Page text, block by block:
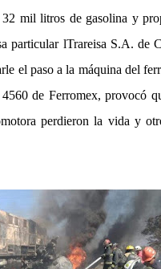
32 mil litros de gasolina y
particular lTrareisa S.A. de
el paso a la máquina del
de Ferromex, provocó
perdieron la vida y